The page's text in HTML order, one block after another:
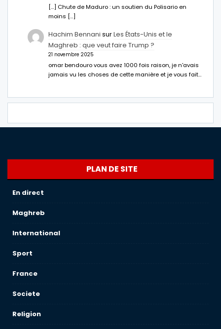
[…] Chute de Maduro : un soutien du Polisario en
moins […]
Hachim Bennani surLes États-Unis et le
Maghreb : que veut faire Trump ?
21 novembre 2025
omar bendouro vous avez 1000 fois raison, je n'avais
jamais vu les choses de cette manière et je vous fait…
PLAN DE SITE
En direct
Maghreb
International
Sport
France
Societe
Religion